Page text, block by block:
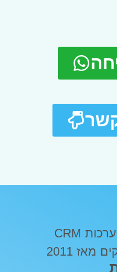
שיטה – פיתוח והטמעת מערכות CRM
2011